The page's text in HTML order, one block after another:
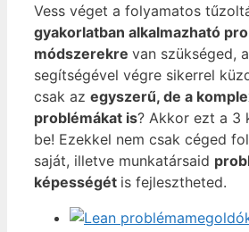
Vess véget a folyamatos
gyakorlatban alkalmazható
módszerekre van szükséged,
segítségével végre sikerrel
csak az egyszerű, de a
problémákat is? Akkor ezt a 3
be! Ezekkel nem csak céged
saját, illetve munkatársaid
képességét is fejlesztheted.